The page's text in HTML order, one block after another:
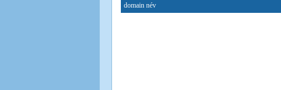
domain név